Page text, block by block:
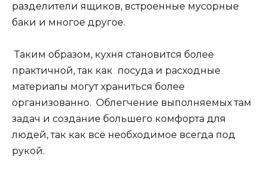
разделители ящиков, встроенные мусорные
баки и многое другое.
Таким образом, кухня становится более
практичной, так как посуда и расходные
материалы могут храниться более
организованно. Облегчение выполняемых там
задач и создание большего комфорта для
людей, так как всё необходимое всегда под
рукой.